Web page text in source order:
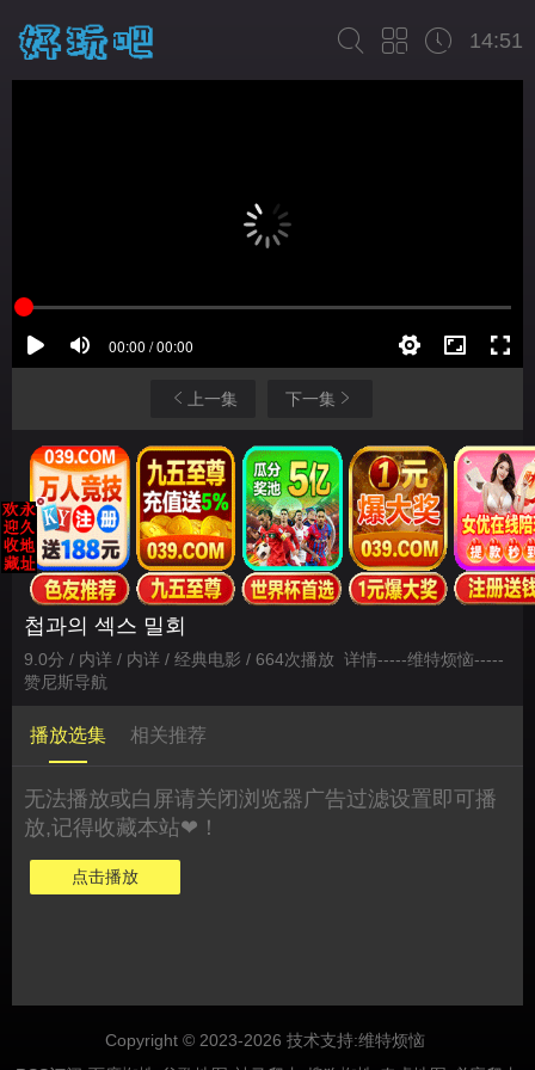
14:51
上一集 下一集
첩과의 섹스 밀회
9.0分 / 内详 / 内详 / 经典电影 / 664次播放 详情-----维特烦恼-----
赞尼斯导航
播放选集 相关推荐
无法播放或白屏请关闭浏览器广告过滤设置即可播
放,记得收藏本站❤！
点击播放
Copyright © 2023-2026 技术支持:维特烦恼